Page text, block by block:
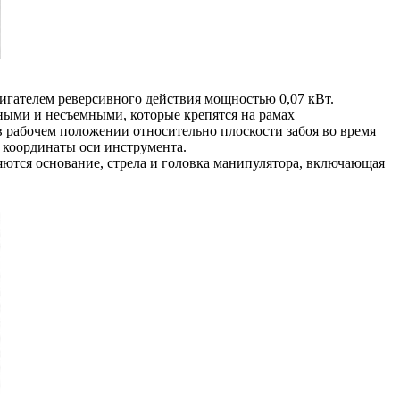
реверсивного действия мощностью 0,07 кВт.
и несъемными, которые крепятся на рамах
положении относительно плоскости забоя во время
оси инструмента.
основание, стрела и головка манипулятора, включающая